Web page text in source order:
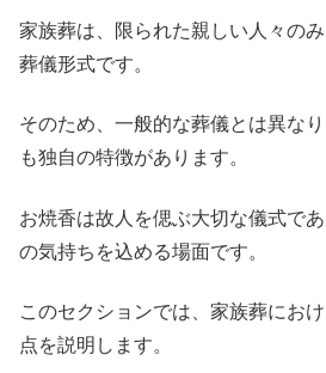
家族葬は、限られた親しい人々の
葬儀形式です。
そのため、一般的な葬儀とは異な
も独自の特徴があります。
お焼香は故人を偲ぶ大切な儀式で
の気持ちを込める場面です。
このセクションでは、家族葬にお
点を説明します。